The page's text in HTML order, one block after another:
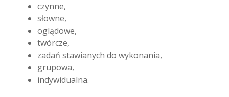
czynne,
słowne,
oglądowe,
twórcze,
zadań stawianych do wykonania,
grupowa,
indywidualna.